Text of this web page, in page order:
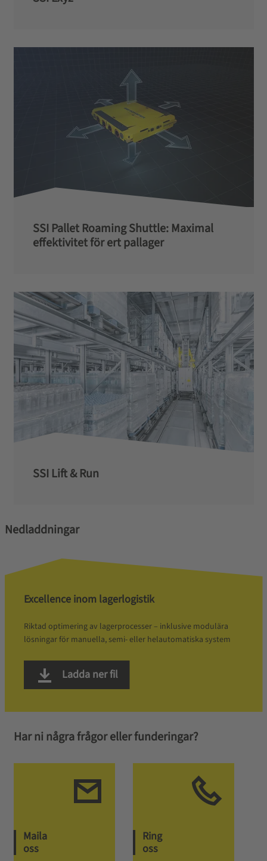
SSI Pallet Roaming Shuttle: Maximal
effektivitet för ert pallager
SSI Lift & Run
Nedladdningar
Excellence inom lagerlogistik
Riktad optimering av lagerprocesser – inklusive modulära
lösningar för manuella, semi- eller helautomatiska system
Ladda ner fil
Har ni några frågor eller funderingar?
Maila
oss
Ring
oss